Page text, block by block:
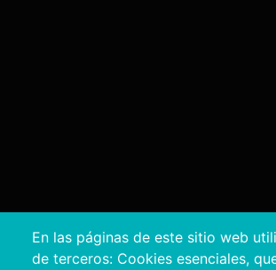
En las páginas de este sitio web
de terceros: Cookies esenciales,